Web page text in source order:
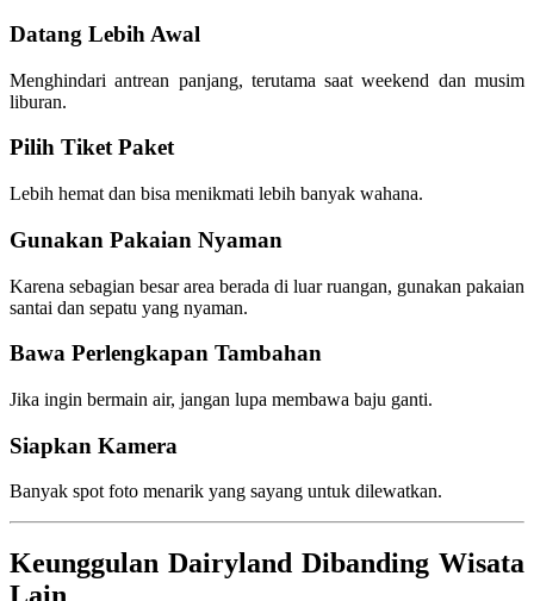
Datang Lebih Awal
Menghindari antrean panjang, terutama saat weekend dan musim
liburan.
Pilih Tiket Paket
Lebih hemat dan bisa menikmati lebih banyak wahana.
Gunakan Pakaian Nyaman
Karena sebagian besar area berada di luar ruangan, gunakan pakaian
santai dan sepatu yang nyaman.
Bawa Perlengkapan Tambahan
Jika ingin bermain air, jangan lupa membawa baju ganti.
Siapkan Kamera
Banyak spot foto menarik yang sayang untuk dilewatkan.
Keunggulan Dairyland Dibanding Wisata